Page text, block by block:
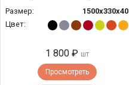
Размер:
1500х330х40
Цвет:
1 800 ₽ шт
Просмотреть